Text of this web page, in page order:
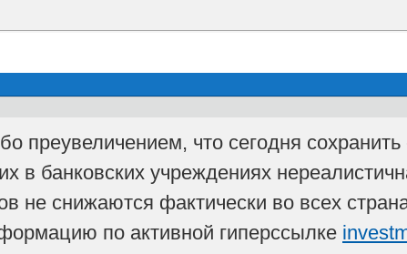
преувеличением, что сегодня сохранить
в банковских учреждениях
не снижаются фактически во всех
по активной гиперссылке